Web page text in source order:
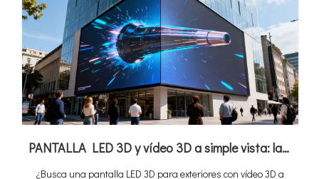
PANTALLA LED 3D y vídeo 3D a simple vista: la guía definitiva para el comprador + la mejor solución de China
¿Busca una pantalla LED 3D para exteriores con vídeo 3D a